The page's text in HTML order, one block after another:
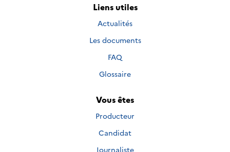
Liens utiles
Actualités
Les documents
FAQ
Glossaire
Vous êtes
Producteur
Candidat
Journaliste